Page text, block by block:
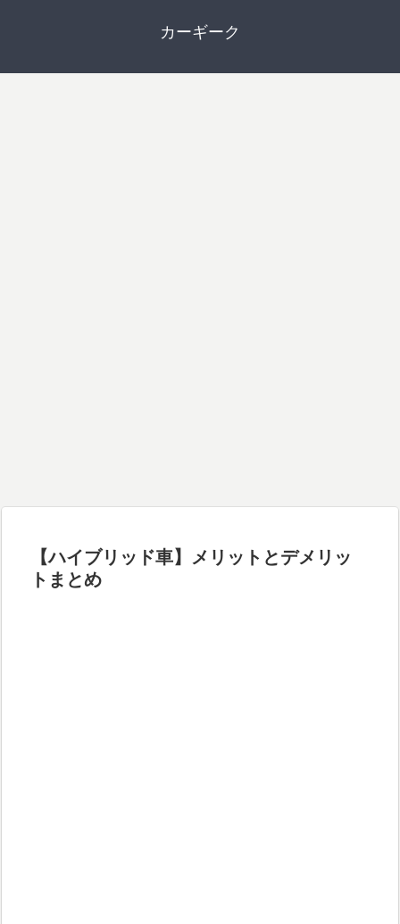
カーギーク
【ハイブリッド車】メリットとデメリッ
トまとめ